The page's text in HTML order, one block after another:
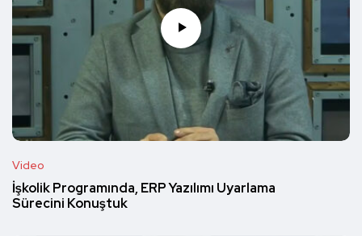
Video
İşkolik Programında, ERP Yazılımı Uyarlama
Sürecini Konuştuk